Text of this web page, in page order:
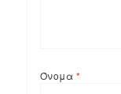
Όνομα *